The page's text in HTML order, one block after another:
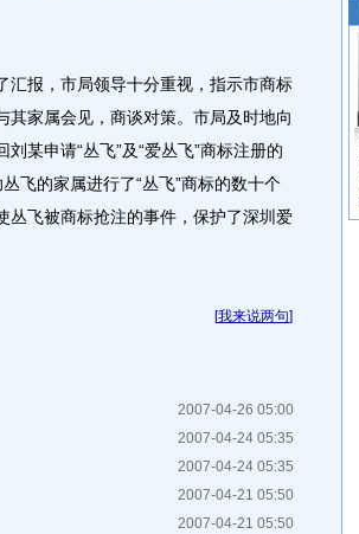
报，市局领导十分重视，指示市商标
家属会见，商谈对策。市局及时地向
某申请“丛飞”及“爱丛飞”商标注册的
飞的家属进行了“丛飞”商标的数十个
丛飞被商标抢注的事件，保护了深圳爱
[我来说两句]
2007-04-26 05:00
2007-04-24 05:35
2007-04-24 05:35
2007-04-21 05:50
2007-04-21 05:50